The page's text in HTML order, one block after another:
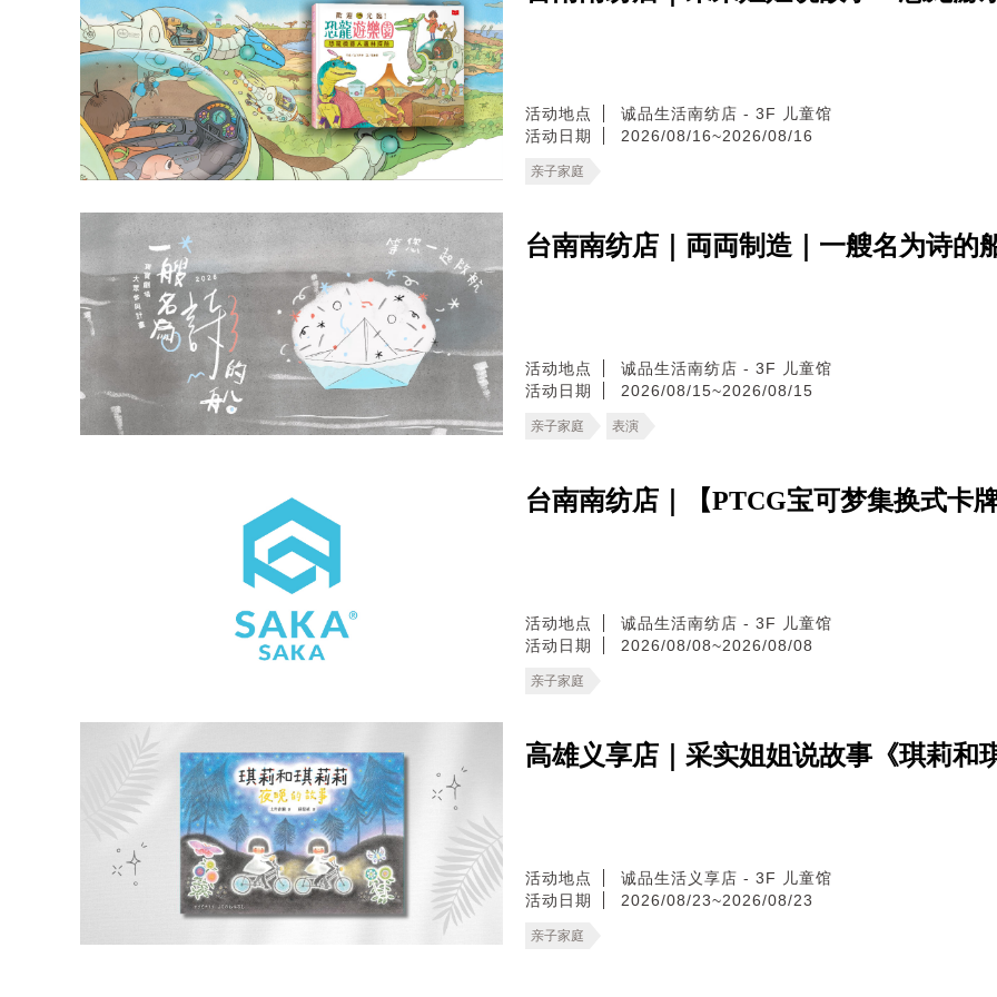
活动地点
诚品生活南纺店 - 3F 儿童馆
活动日期
2026/08/16~2026/08/16
亲子家庭
台南南纺店｜両両制造｜一艘名为诗的
活动地点
诚品生活南纺店 - 3F 儿童馆
活动日期
2026/08/15~2026/08/15
亲子家庭 表演
台南南纺店｜【PTCG宝可梦集换式卡
活动地点
诚品生活南纺店 - 3F 儿童馆
活动日期
2026/08/08~2026/08/08
亲子家庭
高雄义享店｜采实姐姐说故事《琪莉和
活动地点
诚品生活义享店 - 3F 儿童馆
活动日期
2026/08/23~2026/08/23
亲子家庭